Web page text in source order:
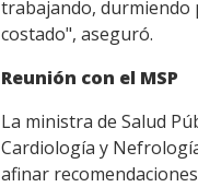
trabajando, durmiendo
costado", aseguró.
Reunión con el MSP
La ministra de Salud
Cardiología y
afinar